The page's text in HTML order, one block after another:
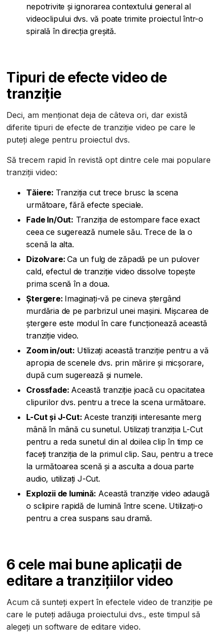
nepotrivite și ignorarea contextului general al
videoclipului dvs. vă poate trimite proiectul într-o
spirală în direcția greșită.
Tipuri de efecte video de
tranziție
Deci, am menționat deja de câteva ori, dar există
diferite tipuri de efecte de tranziție video pe care le
puteți alege pentru proiectul dvs.
Să trecem rapid în revistă opt dintre cele mai populare
tranziții video:
Tăiere: Tranziția cut trece brusc la scena
următoare, fără efecte speciale.
Fade In/Out: Tranziția de estompare face exact
ceea ce sugerează numele său. Trece de la o
scenă la alta.
Dizolvare:Ca un fulg de zăpadă pe un pulover
cald, efectul de tranziție video dissolve topește
prima scenă în a doua.
Ștergere: Imaginați-vă pe cineva ștergând
murdăria de pe parbrizul unei mașini. Mișcarea de
ștergere este modul în care funcționează această
tranziție video.
Zoom in/out: Utilizați această tranziție pentru a vă
apropia de scenele dvs. prin mărire și micșorare,
după cum sugerează și numele.
Crossfade: Această tranziție joacă cu opacitatea
clipurilor dvs. pentru a trece la scena următoare.
L-Cut și J-Cut: Aceste tranziții interesante merg
mână în mână cu sunetul. Utilizați tranziția L-Cut
pentru a reda sunetul din al doilea clip în timp ce
faceți tranziția de la primul clip. Sau, pentru a trece
la următoarea scenă și a asculta a doua parte
audio, utilizați J-Cut.
Explozii de lumină: Această tranziție video adaugă
o sclipire rapidă de lumină între scene. Utilizați-o
pentru a crea suspans sau dramă.
6 cele mai bune aplicații de
editare a tranzițiilor video
Acum că sunteți expert în efectele video de tranziție pe
care le puteți adăuga proiectului dvs., este timpul să
alegeți un software de editare video.